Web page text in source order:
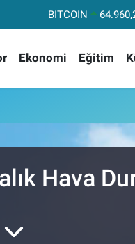
BITCOIN
EURO
STERLİN
BİST100
Ekonomi Eğitim
Hava